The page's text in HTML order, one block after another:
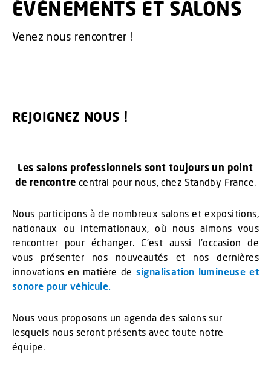
ÉVÈNEMENTS ET SALONS
Venez nous rencontrer !
REJOIGNEZ NOUS !
Les salons professionnels sont toujours un point
de rencontre central pour nous, chez Standby France.
Nous participons à de nombreux salons et expositions,
nationaux ou internationaux, où nous aimons vous
rencontrer pour échanger. C’est aussi l’occasion de
vous présenter nos nouveautés et nos dernières
innovations en matière de signalisation lumineuse et
sonore pour véhicule.
Nous vous proposons un agenda des salons sur
lesquels nous seront présents avec toute notre
équipe.